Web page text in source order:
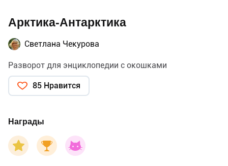
Арктика-Антарктика
Светлана Чекурова
Разворот для энциклопедии с окошками
85 Нравится
Награды